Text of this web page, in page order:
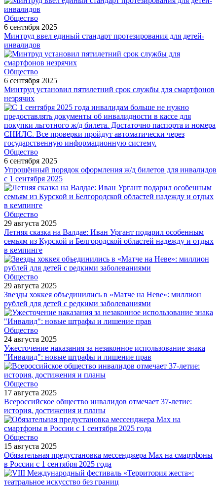
Общество
6 сентября 2025
Минтруд ввел единый стандарт протезирования для детей-
инвалидов
Общество
6 сентября 2025
Минтруд установил пятилетний срок службы для смартфонов
незрячих
Общество
6 сентября 2025
Упрощённый порядок оформления ж/д билетов для инвалидов
с 1 сентября 2025
Общество
29 августа 2025
Летняя сказка на Валдае: Иван Ургант подарил особенным
семьям из Курской и Белгородской областей надежду и отдых
в кемпинге
Общество
29 августа 2025
Звезды хоккея объединились в «Матче на Неве»: миллион
рублей для детей с редкими заболеваниями
Общество
24 августа 2025
Ужесточение наказания за незаконное использование знака
"Инвалид": новые штрафы и лишение прав
Общество
17 августа 2025
Всероссийское общество инвалидов отмечает 37-летие:
история, достижения и планы
Общество
15 августа 2025
Обязательная предустановка мессенджера Max на смартфоны
в России с 1 сентября 2025 года